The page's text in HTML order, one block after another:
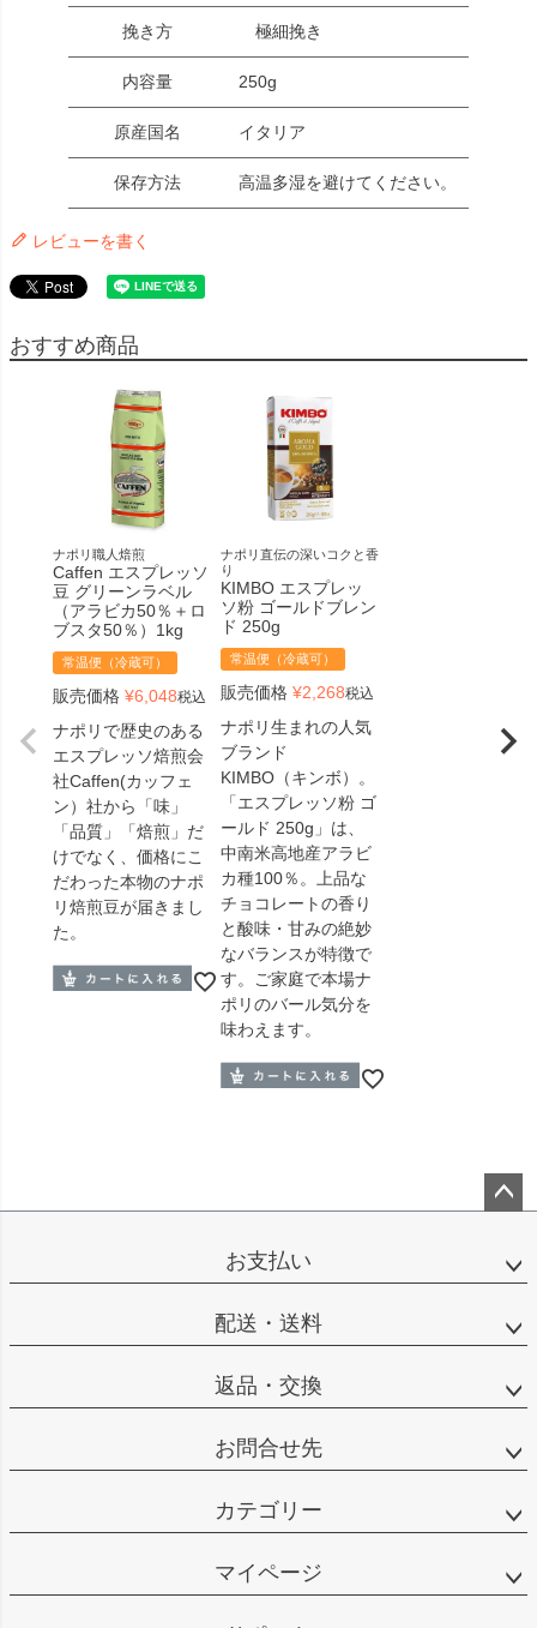
挽き方 極細挽き
内容量 250g
原産国名 イタリア
保存方法 高温多湿を避けてください。
レビューを書く
おすすめ商品
ナポリ職人焙煎
Caffen エスプレッソ
豆 グリーンラベル
（アラビカ50％＋ロ
ブスタ50％）1kg
常温便（冷蔵可）
販売価格 ¥6,048税込
ナポリで歴史のある
エスプレッソ焙煎会
社Caffen(カッフェ
ン）社から「味」
「品質」「焙煎」だ
けでなく、価格にこ
だわった本物のナポ
リ焙煎豆が届きまし
た。
ナポリ直伝の深いコクと香
り
KIMBO エスプレッ
ソ粉 ゴールドブレン
ド 250g
常温便（冷蔵可）
販売価格 ¥2,268税込
ナポリ生まれの人気
ブランド
KIMBO（キンボ）。
「エスプレッソ粉 ゴ
ールド 250g」は、
中南米高地産アラビ
カ種100％。上品な
チョコレートの香り
と酸味・甘みの絶妙
なバランスが特徴で
す。ご家庭で本場ナ
ポリのバール気分を
味わえます。
ップ
お支払い
配送・送料
返品・交換
お問合せ先
カテゴリー
マイページ